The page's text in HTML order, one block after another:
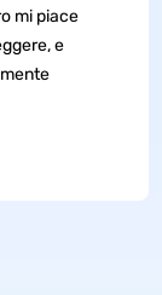
mi piace
e